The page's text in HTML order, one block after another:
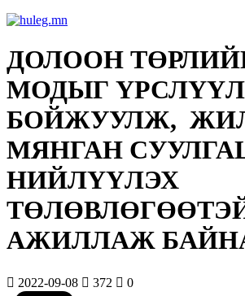
ДОЛООН
МОДЫГ
БОЙЖУУЛЖ,
МЯНГАН
НИЙЛҮҮЛЭХ
АЖИЛЛАЖ
2022-09-08 372 0